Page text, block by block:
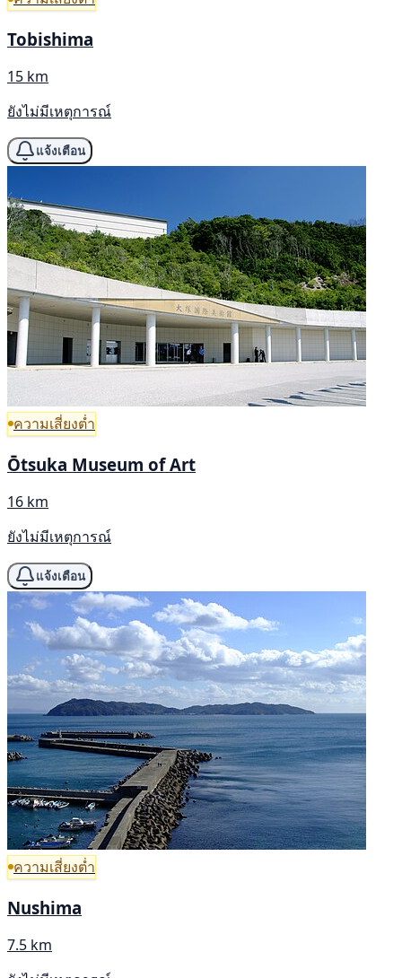
Tobishima
15 km
ยังไม่มีเหตุการณ์
แจ้งเตือน
ความเสี่ยงต่ำ
Ōtsuka Museum of Art
16 km
ยังไม่มีเหตุการณ์
แจ้งเตือน
ความเสี่ยงต่ำ
Nushima
7.5 km